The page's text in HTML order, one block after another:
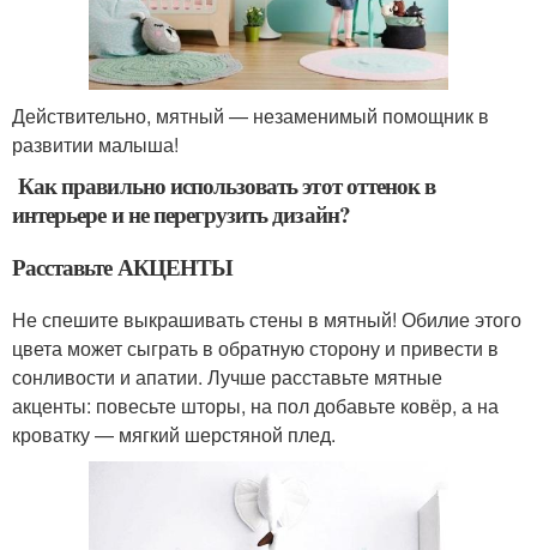
Действительно, мятный — незаменимый помощник в
развитии малыша!
Как правильно использовать этот оттенок в
интерьере и не перегрузить дизайн?
Расставьте АКЦЕНТЫ
Не спешите выкрашивать стены в мятный! Обилие этого
цвета может сыграть в обратную сторону и привести в
сонливости и апатии. Лучше расставьте мятные
акценты: повесьте шторы, на пол добавьте ковёр, а на
кроватку — мягкий шерстяной плед.